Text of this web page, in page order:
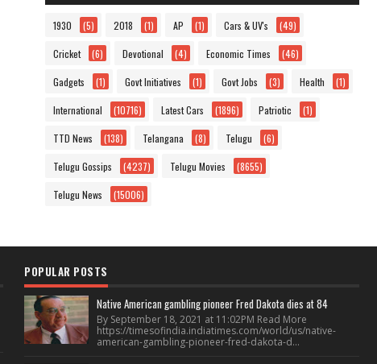
1930 (5) 2018 (1) AP (1) Cars & UV's (49)
Cricket (6) Devotional (4) Economic Times (46)
Gadgets (1) Govt Initiatives (1) Govt Jobs (3) Health (1)
International (10716) Latest Cars (1896) Patriotic (1)
TTD News (138) Telangana (8) Telugu (6)
Telugu Gossips (4237) Telugu Movies (8655)
Telugu News (15006)
POPULAR POSTS
Native American gambling pioneer Fred Dakota dies at 84
By September 18, 2021 at 11:02PM Read More
https://timesofindia.indiatimes.com/world/us/native-
american-gambling-pioneer-fred-dakota-d...